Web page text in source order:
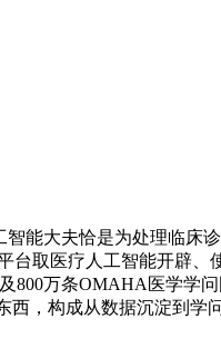
智能大夫恰是为处理临床
取医疗人工智能开辟
万条OMAHA医学学
，构成从数据沉淀到学